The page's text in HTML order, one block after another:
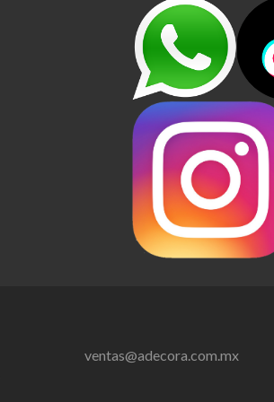
ventas@adecora.com.mx